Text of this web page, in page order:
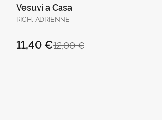
Vesuvi a Casa
RICH, ADRIENNE
12,00 €
11,40 €